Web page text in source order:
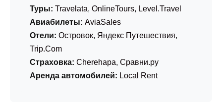
Туры: Travelata, OnlineTours, Level.Travel
Авиабилеты: AviaSales
Отели: Островок, Яндекс Путешествия,
Trip.Com
Страховка: Cherehapa, Сравни.ру
Аренда автомобилей: Local Rent